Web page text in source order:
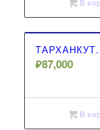
В
ТАРХАНКУТ.
₽87,000
В